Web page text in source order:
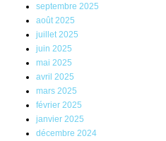
septembre 2025
août 2025
juillet 2025
juin 2025
mai 2025
avril 2025
mars 2025
février 2025
janvier 2025
décembre 2024